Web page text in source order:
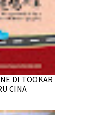
DI TOOKAR
CINA